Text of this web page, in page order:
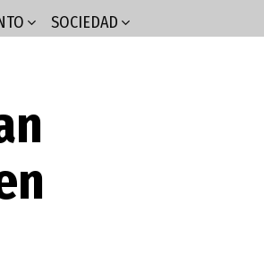
SOCIEDAD